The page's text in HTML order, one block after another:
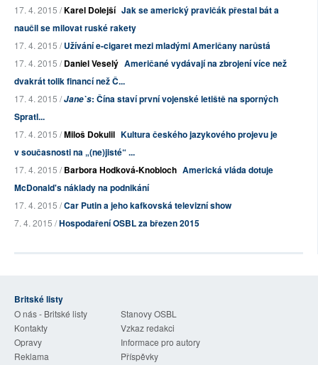
17. 4. 2015 /Karel Dolejší Jak se americký pravičák přestal bát a
naučil se milovat ruské rakety
17. 4. 2015 /Užívání e-cigaret mezi mladými Američany narůstá
17. 4. 2015 /Daniel Veselý Američané vydávají na zbrojení více než
dvakrát tolik financí než Č...
17. 4. 2015 /Jane`s: Čína staví první vojenské letiště na sporných
Spratl...
17. 4. 2015 /Miloš Dokulil Kultura českého jazykového projevu je
v současnosti na „(ne)jisté“ ...
17. 4. 2015 /Barbora Hodková-Knobloch Americká vláda dotuje
McDonald's náklady na podnikání
17. 4. 2015 /Car Putin a jeho kafkovská televizní show
7. 4. 2015 /Hospodaření OSBL za březen 2015
Britské listy
O nás - Britské listy
Stanovy OSBL
Kontakty
Vzkaz redakci
Opravy
Informace pro autory
Reklama
Příspěvky